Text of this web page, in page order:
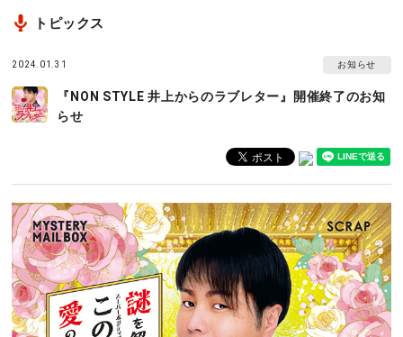
トピックス
2024.01.31 お知らせ
『NON STYLE 井上からのラブレター』開催終了のお知
らせ